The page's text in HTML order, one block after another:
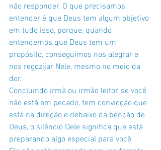
não responder. O que precisamos
entender é que Deus tem algum objetivo
em tudo isso, porque, quando
entendemos que Deus tem um
propósito, conseguimos nos alegrar e
nos regozijar Nele, mesmo no meio da
dor.
Concluindo irmã ou irmão leitor, se você
não está em pecado, tem convicção que
está na direção e debaixo da benção de
Deus, o silêncio Dele significa que está
preparando algo especial para você.